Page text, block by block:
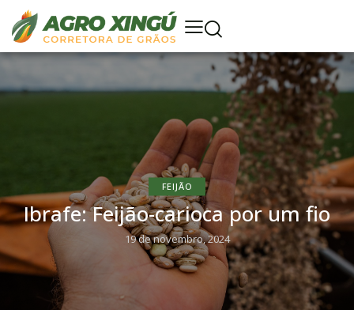
FEIJÃO
Ibrafe: Feijão-carioca por um fio
19 de novembro, 2024